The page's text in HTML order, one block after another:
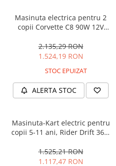
Masinuta electrica pentru 2
copii Corvette C8 90W 12V
2.135,29 RON
1.524,19 RON
STOC EPUIZAT
ALERTA STOC
Masinuta-Kart electric pentru
copii 5-11 ani, Rider Drift 360,
1.525,21 RON
1.117,47 RON